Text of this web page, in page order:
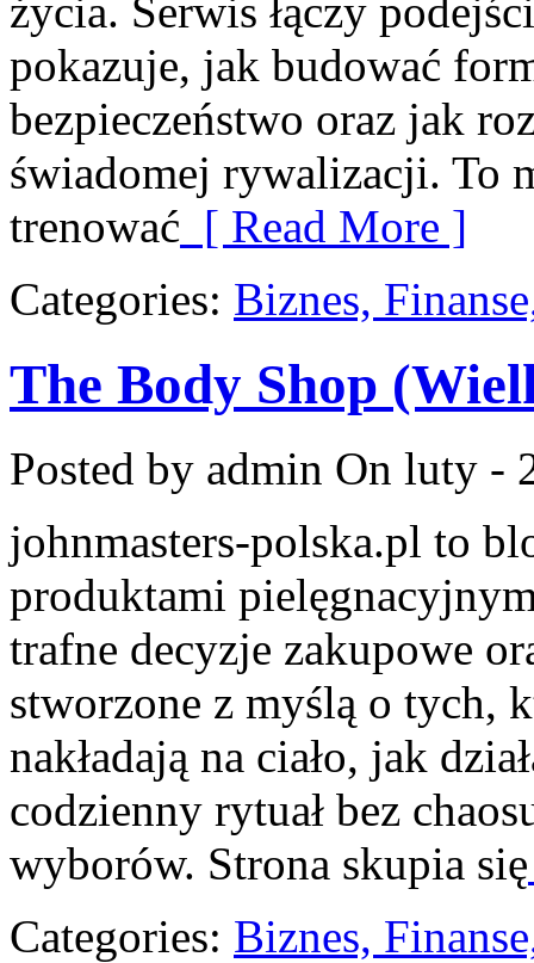
życia. Serwis łączy
pokazuje, jak budować
bezpieczeństwo oraz jak
świadomej rywalizacji. To
trenować [ Read More ]
Categories: Biznes,
The Body Shop
Posted by admin On luty -
johnmasters-polska.pl to
produktami
trafne decyzje zakupowe
stworzone z myślą o tych,
nakładają na ciało, jak
codzienny rytuał bez
wyborów. Strona skupia się
Categories: Biznes,